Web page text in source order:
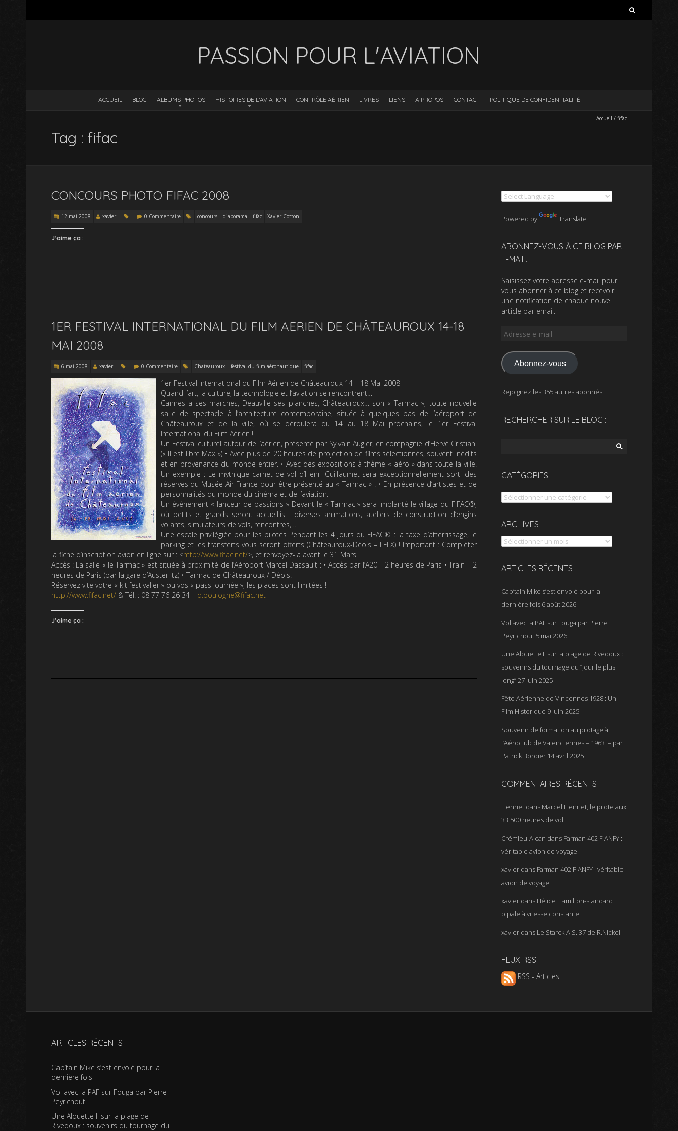
PASSION POUR L'AVIATION
ACCUEIL BLOG ALBUMS PHOTOS HISTOIRES DE L’AVIATION CONTRÔLE AÉRIEN LIVRES LIENS A PROPOS CONTACT POLITIQUE DE CONFIDENTIALITÉ
Accueil /fifac
Tag : fifac
CONCOURS PHOTO FIFAC 2008
12 mai 2008 xavier 0 Commentaire concours diaporama fifac Xavier Cotton
J’aime ça :
1ER FESTIVAL INTERNATIONAL DU FILM AERIEN DE CHÂTEAUROUX 14-18
MAI 2008
6 mai 2008 xavier 0 Commentaire Chateauroux festival du film aéronautique fifac
1er Festival International du Film Aérien de Châteauroux 14 – 18 Mai 2008
Quand l’art, la culture, la technologie et l’aviation se rencontrent…
Cannes a ses marches, Deauville ses planches, Châteauroux… son « Tarmac », toute nouvelle
salle de spectacle à l’architecture contemporaine, située à quelques pas de l’aéroport de
Châteauroux et de la ville, où se déroulera du 14 au 18 Mai prochains, le 1er Festival
International du Film Aérien !
Un Festival culturel autour de l’aérien, présenté par Sylvain Augier, en compagnie d’Hervé Cristiani
(« Il est libre Max ») • Avec plus de 20 heures de projection de films sélectionnés, souvent inédits
et en provenance du monde entier. • Avec des expositions à thème « aéro » dans toute la ville.
Un exemple : Le mythique carnet de vol d’Henri Guillaumet sera exceptionnellement sorti des
réserves du Musée Air France pour être présenté au « Tarmac » ! • En présence d’artistes et de
personnalités du monde du cinéma et de l’aviation.
Un événement « lanceur de passions » Devant le « Tarmac » sera implanté le village du FIFAC®,
où petits et grands seront accueillis : diverses animations, ateliers de construction d’engins
volants, simulateurs de vols, rencontres,…
Une escale privilégiée pour les pilotes Pendant les 4 jours du FIFAC® : la taxe d’atterrissage, le
parking et les transferts vous seront offerts (Châteauroux-Déols – LFLX) ! Important : Compléter
la fiche d’inscription avion en ligne sur : <http://www.fifac.net/>, et renvoyez-la avant le 31 Mars.
Accès : La salle « le Tarmac » est située à proximité de l’Aéroport Marcel Dassault : • Accès par l’A20 – 2 heures de Paris • Train – 2
heures de Paris (par la gare d’Austerlitz) • Tarmac de Châteauroux / Déols.
Réservez vite votre « kit festivalier » ou vos « pass journée », les places sont limitées !
http://www.fifac.net/& Tél. : 08 77 76 26 34 – d.boulogne@fifac.net
J’aime ça :
Powered by Translate
ABONNEZ-VOUS À CE BLOG PAR
E-MAIL.
Saisissez votre adresse e-mail pour
vous abonner à ce blog et recevoir
une notification de chaque nouvel
article par email.
Adresse
mail
Abonnez-vous
Rejoignez les 355 autres abonnés
RECHERCHER SUR LE BLOG :
CATÉGORIES
Catégories
ARCHIVES
Archives
ARTICLES RÉCENTS
Cap’tain Mike s’est envolé pour la
dernière fois 6 août 2026
Vol avec la PAF sur Fouga par Pierre
Peyrichout 5 mai 2026
Une Alouette II sur la plage de Rivedoux :
souvenirs du tournage du “Jour le plus
long”27 juin 2025
Fête Aérienne de Vincennes 1928 : Un
Film Historique 9 juin 2025
Souvenir de formation au pilotage à
l’Aéroclub de Valenciennes – 1963 – par
Patrick Bordier 14 avril 2025
COMMENTAIRES RÉCENTS
Henriet dans Marcel Henriet, le pilote aux
33 500 heures de vol
Crémieu-Alcan dans Farman 402 F-ANFY :
véritable avion de voyage
xavier dans Farman 402 F-ANFY : véritable
avion de voyage
xavier dans Hélice Hamilton-standard
bipale à vitesse constante
xavier dans Le Starck A.S. 37 de R.Nickel
FLUX RSS
RSS - Articles
ARTICLES RÉCENTS
Cap’tain Mike s’est envolé pour la
dernière fois
Vol avec la PAF sur Fouga par Pierre
Peyrichout
Une Alouette II sur la plage de
Rivedoux : souvenirs du tournage du